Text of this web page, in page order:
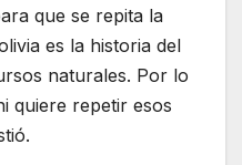
que se repita la
es la historia del
naturales. Por lo
quiere repetir esos